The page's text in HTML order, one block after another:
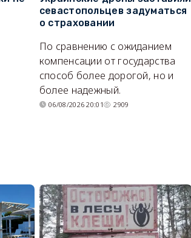
севастопольцев задуматься
о страховании
По сравнению с ожиданием
компенсации от государства
способ более дорогой, но и
более надежный.
06/08/2026 20:01 2909